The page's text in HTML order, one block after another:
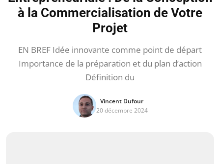
à la Commercialisation de Votre
Projet
EN BREF Idée innovante comme point de départ
Importance de la préparation et du plan d’action
Définition du
Vincent Dufour
20 décembre 2024